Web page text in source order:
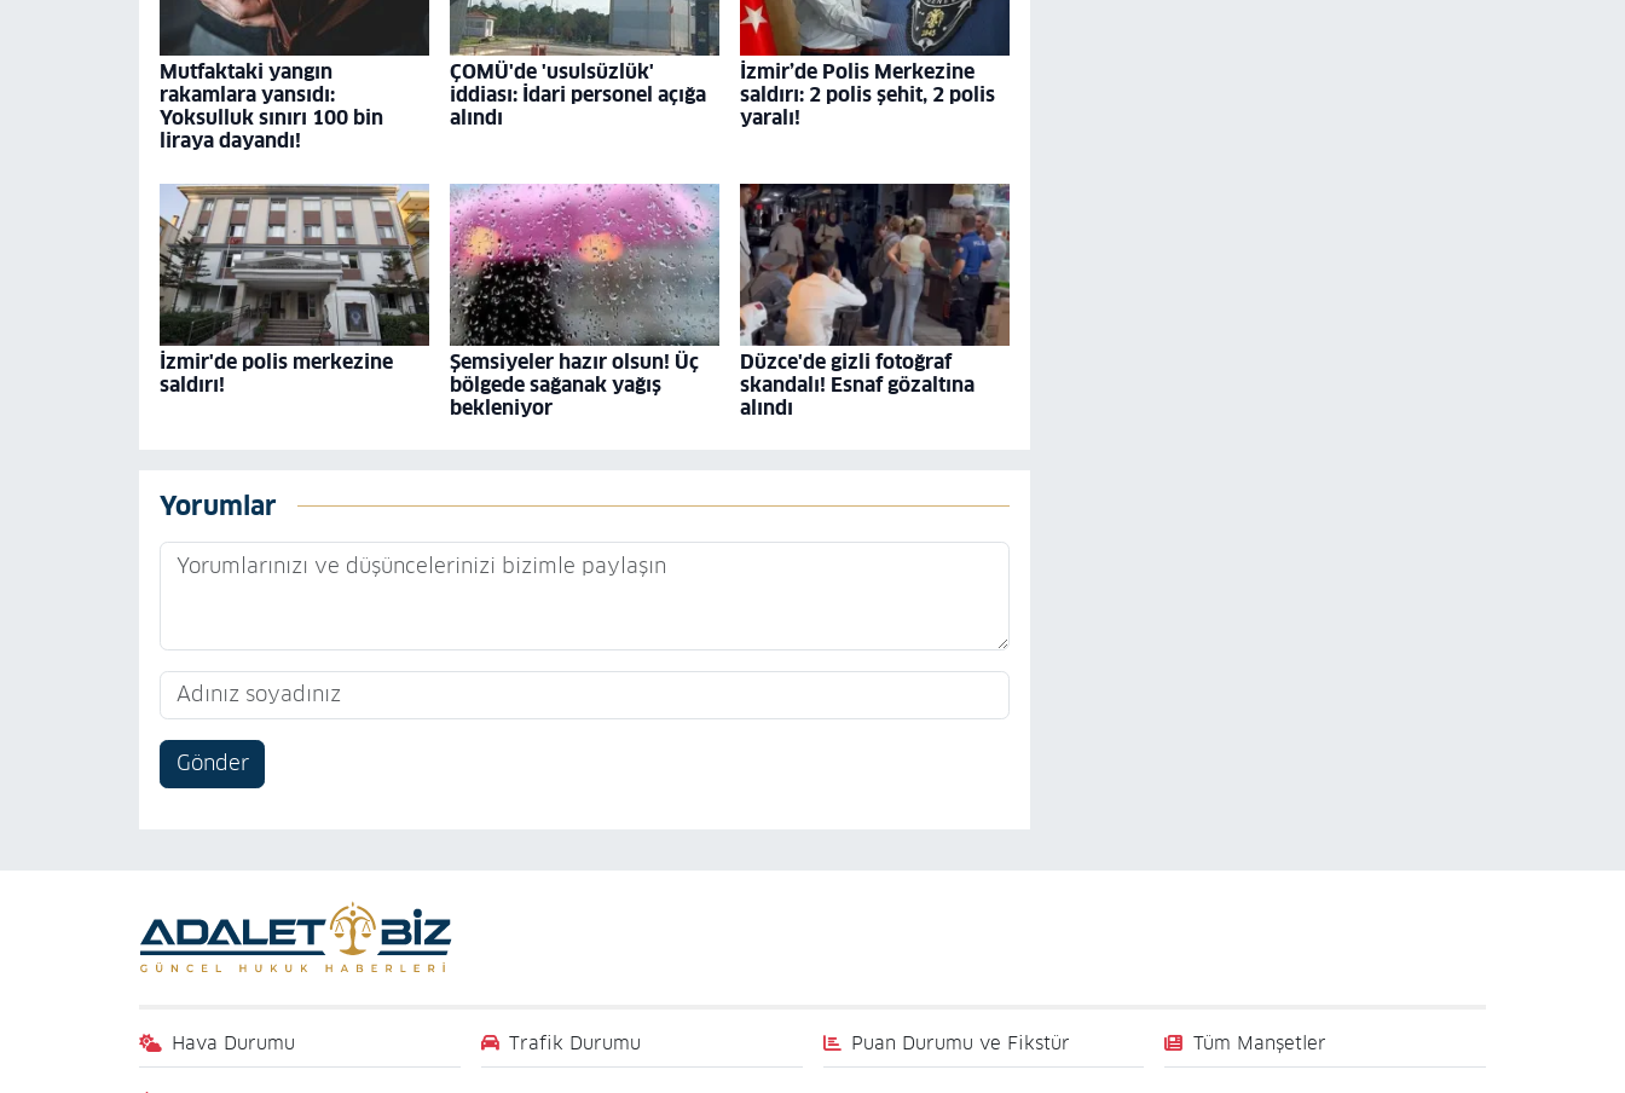
Mutfaktaki yangın
rakamlara yansıdı:
Yoksulluk sınırı 100 bin
liraya dayandı!
ÇOMÜ'de 'usulsüzlük'
iddiası: İdari personel açığa
alındı
İzmir’de Polis Merkezine
saldırı: 2 polis şehit, 2 polis
yaralı!
İzmir'de polis merkezine
saldırı!
Şemsiyeler hazır olsun! Üç
bölgede sağanak yağış
bekleniyor
Düzce'de gizli fotoğraf
skandalı! Esnaf gözaltına
alındı
Yorumlar
Gönder
Hava Durumu Trafik Durumu Puan Durumu ve Fikstür Tüm Manşetler